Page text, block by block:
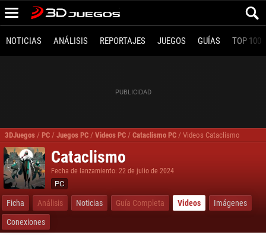
NOTICIAS ANÁLISIS REPORTAJES JUEGOS GUÍAS TOP 100
3DJuegos / PC / Juegos PC / Videos PC / Cataclismo PC / Videos Cataclismo
Cataclismo
Fecha de lanzamiento: 22 de julio de 2024
PC
Ficha Análisis Noticias Guía Completa Videos
Imágenes
Conexiones